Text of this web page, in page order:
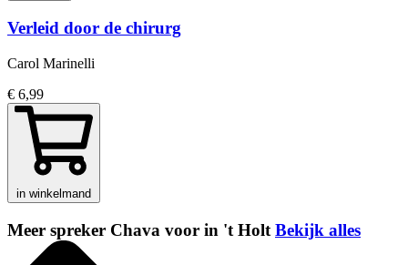
Verleid door de chirurg
Carol Marinelli
€ 6,99
in winkelmand
Meer spreker Chava voor in 't Holt Bekijk alles